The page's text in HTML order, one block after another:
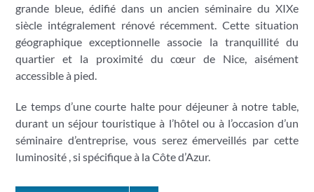
grande bleue, édifié dans un ancien séminaire du XIXe
siècle intégralement rénové récemment. Cette situation
géographique exceptionnelle associe la tranquillité du
quartier et la proximité du cœur de Nice, aisément
accessible à pied.
Le temps d’une courte halte pour déjeuner à notre table,
durant un séjour touristique à l’hôtel ou à l’occasion d’un
séminaire d’entreprise, vous serez émerveillés par cette
luminosité , si spécifique à la Côte d’Azur.